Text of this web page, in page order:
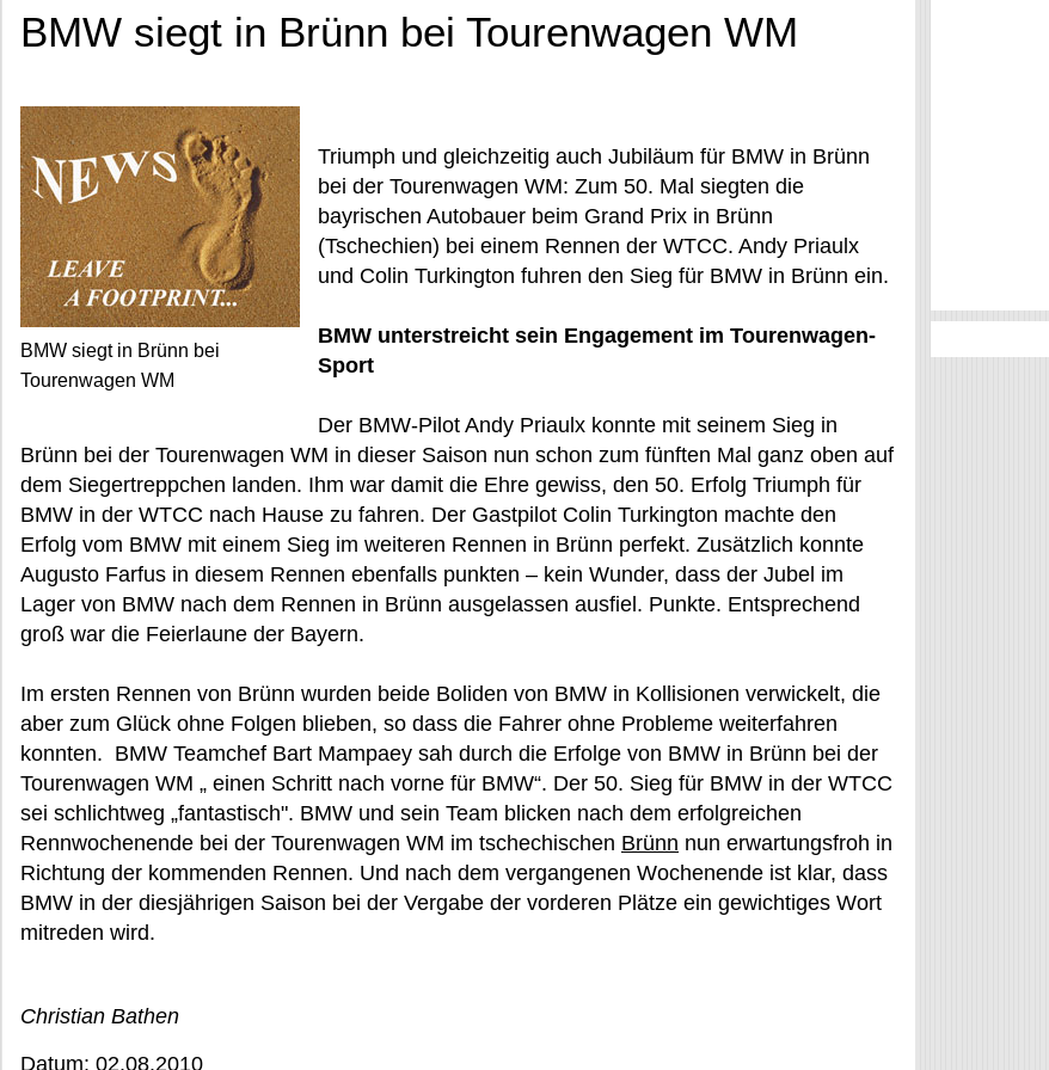
BMW siegt in Brünn bei Tourenwagen WM
BMW siegt in Brünn bei
Tourenwagen WM
Triumph und gleichzeitig auch Jubiläum für BMW in Brünn
bei der Tourenwagen WM: Zum 50. Mal siegten die
bayrischen Autobauer beim Grand Prix in Brünn
(Tschechien) bei einem Rennen der WTCC. Andy Priaulx
und Colin Turkington fuhren den Sieg für BMW in Brünn ein.
BMW unterstreicht sein Engagement im Tourenwagen-
Sport
Der BMW-Pilot Andy Priaulx konnte mit seinem Sieg in
Brünn bei der Tourenwagen WM in dieser Saison nun schon zum fünften Mal ganz oben auf
dem Siegertreppchen landen. Ihm war damit die Ehre gewiss, den 50. Erfolg Triumph für
BMW in der WTCC nach Hause zu fahren. Der Gastpilot Colin Turkington machte den
Erfolg vom BMW mit einem Sieg im weiteren Rennen in Brünn perfekt. Zusätzlich konnte
Augusto Farfus in diesem Rennen ebenfalls punkten – kein Wunder, dass der Jubel im
Lager von BMW nach dem Rennen in Brünn ausgelassen ausfiel. Punkte. Entsprechend
groß war die Feierlaune der Bayern.
Im ersten Rennen von Brünn wurden beide Boliden von BMW in Kollisionen verwickelt, die
aber zum Glück ohne Folgen blieben, so dass die Fahrer ohne Probleme weiterfahren
konnten. BMW Teamchef Bart Mampaey sah durch die Erfolge von BMW in Brünn bei der
Tourenwagen WM „ einen Schritt nach vorne für BMW“. Der 50. Sieg für BMW in der WTCC
sei schlichtweg „fantastisch". BMW und sein Team blicken nach dem erfolgreichen
Rennwochenende bei der Tourenwagen WM im tschechischen Brünn nun erwartungsfroh in
Richtung der kommenden Rennen. Und nach dem vergangenen Wochenende ist klar, dass
BMW in der diesjährigen Saison bei der Vergabe der vorderen Plätze ein gewichtiges Wort
mitreden wird.
Christian Bathen
Datum: 02.08.2010